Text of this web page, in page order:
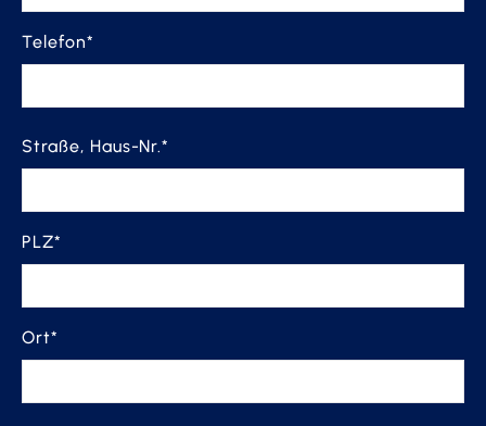
Telefon*
Straße, Haus-Nr.*
PLZ*
Ort*